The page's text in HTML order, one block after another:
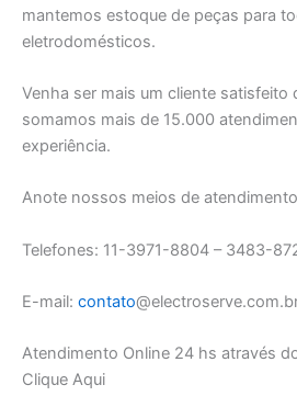
mantemos estoque de peças para
eletrodomésticos.
Venha ser mais um cliente satisfeito
somamos mais de 15.000
experiência.
Anote nossos meios de
Telefones: 11-3971-8804 – 3483-
E-mail: contato
Atendimento Online 24 hs através
Clique Aqui